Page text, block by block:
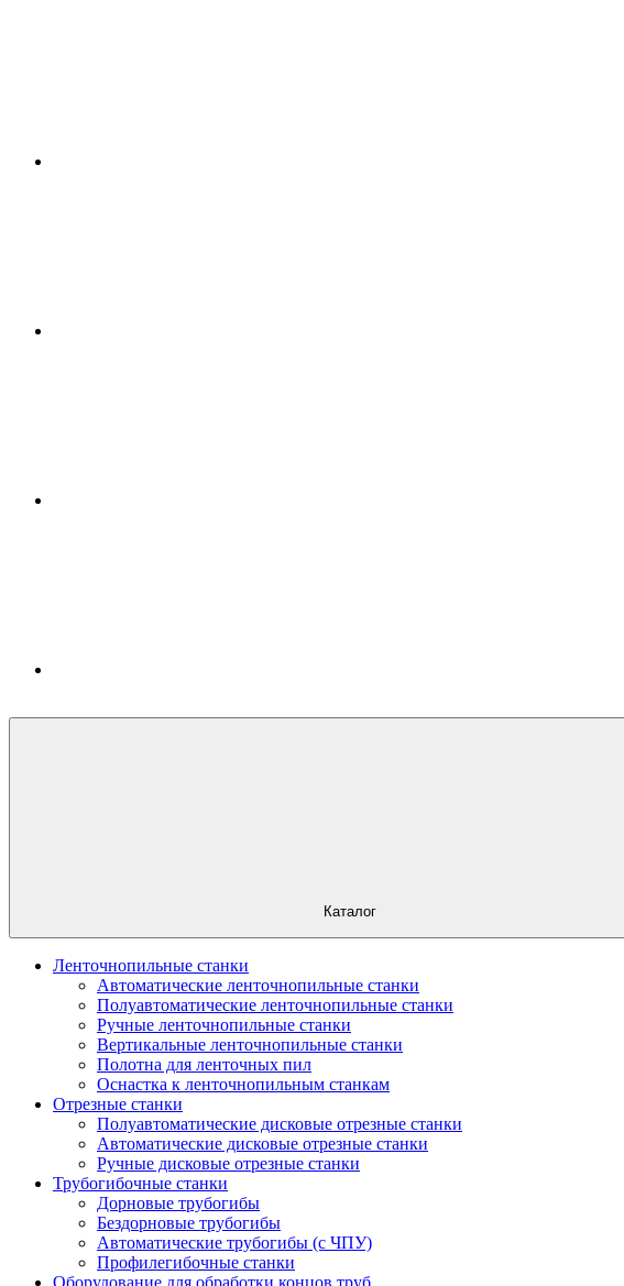
Каталог
Ленточнопильные станки
Автоматические ленточнопильные станки
Полуавтоматические ленточнопильные станки
Ручные ленточнопильные станки
Вертикальные ленточнопильные станки
Полотна для ленточных пил
Оснастка к ленточнопильным станкам
Отрезные станки
Полуавтоматические дисковые отрезные станки
Автоматические дисковые отрезные станки
Ручные дисковые отрезные станки
Трубогибочные станки
Дорновые трубогибы
Бездорновые трубогибы
Автоматические трубогибы (с ЧПУ)
Профилегибочные станки
Оборудование для обработки концов труб